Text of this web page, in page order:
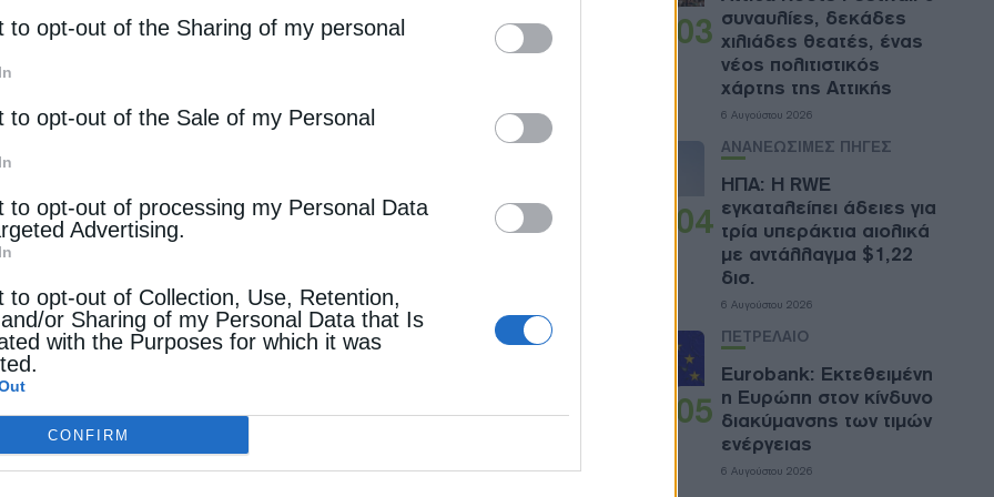
parties.
to opt-out of the Sharing of my personal
to opt-out of the Sale of my Personal
to opt-out of processing my Personal Data
Advertising.
to opt-out of Collection, Use, Retention,
or Sharing of my Personal Data that Is
with the Purposes for which it was
CONFIRM
και τη χρήση πιστοποιητικών πυρηνικής ενέργειας,
εξάρτηση από την πυρηνική ισχύ, όπως η Γαλλία. Στην
τη νύχτα στο γερμανικό δίκτυο, όπου εξακολουθεί να
τις εκπομπές του μέσω πιστοποιητικών που
στην Ισπανία κατά τη διάρκεια της ημέρας.
προειδοποιούν ότι τέτοιου είδους λογιστικά
απλώς τις μεταφέρουν λογιστικά. Η Κομισιόν και
την πρόταση σε συνάντηση την Πέμπτη, με
το κείμενο δεν είναι οριστικό και παραμένει ανοιχτό σε
οι μεγάλες τεχνολογικές εταιρείες στρέφουν το βλέμμα
ηλεκτρικής ενέργειας. Amazon, Meta και Microsoft
τις εκπομπές τους μέσω αγορών καθαρής
ορυκτών καυσίμων αυξάνεται λόγω της ανάπτυξης των
03 συναυλίες, δεκάδες
χιλιάδες θεατές, ένας
νέος πολιτιστικός
χάρτης της Αττικής
6 Αυγούστου 2026
04
ΑΝΑΝΕΩΣΙΜΕΣ ΠΗΓΕΣ
ΗΠΑ: Η RWE
εγκαταλείπει άδειες για
τρία υπεράκτια αιολικά
με αντάλλαγμα $1,22
δισ.
6 Αυγούστου 2026
05
ΠΕΤΡΕΛΑΙΟ
Eurobank: Εκτεθειμένη
η Ευρώπη στον κίνδυνο
διακύμανσης των τιμών
ενέργειας
6 Αυγούστου 2026